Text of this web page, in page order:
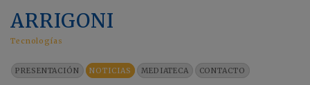
ARRIGONI
Tecnologías
PRESENTACIÓN NOTICIAS MEDIATECA CONTACTO